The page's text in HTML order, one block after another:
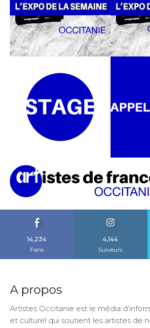
14,234
Fans
4,144
Suiveurs
A propos
Artistes Occitanie est le média
et culturel qui soutient les artistes de